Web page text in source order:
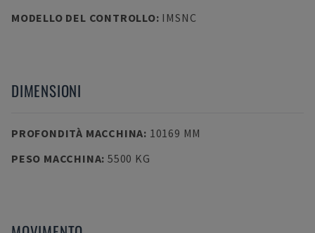
MODELLO DEL CONTROLLO: IMSNC
DIMENSIONI
PROFONDITÀ MACCHINA: 10169 MM
PESO MACCHINA: 5500 KG